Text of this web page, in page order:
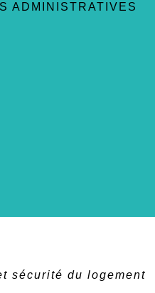
ADMINISTRATIVES
sécurité du logement